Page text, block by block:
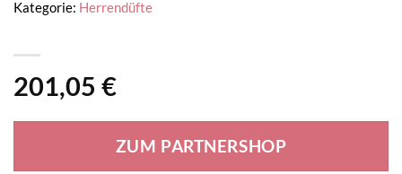
201,05 €
ZUM PARTNERSHOP
Kategorie: Herrendüfte